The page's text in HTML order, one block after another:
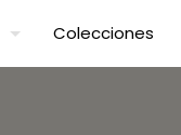
Colecciones